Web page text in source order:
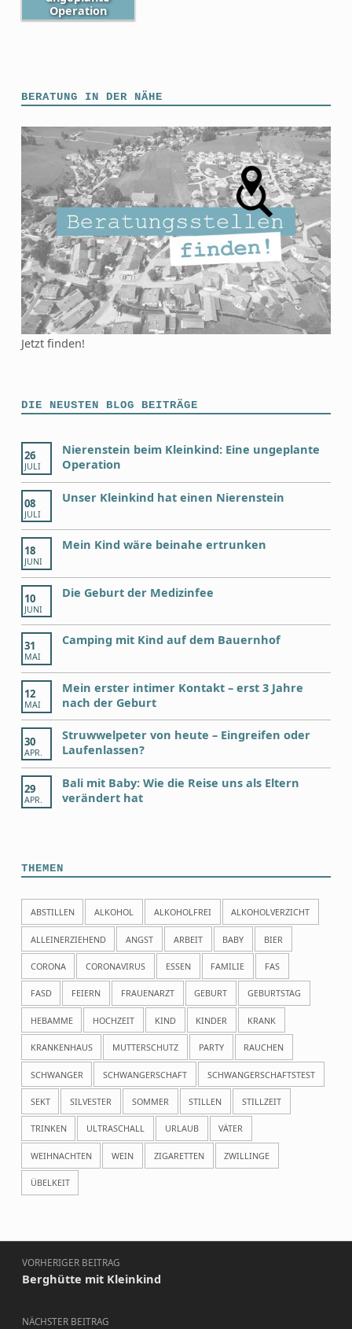
Operation
BERATUNG IN DER NÄHE
Jetzt finden!
DIE NEUSTEN BLOG BEITRÄGE
26
JULI
Nierenstein beim Kleinkind: Eine ungeplante
Operation
08
JULI
Unser Kleinkind hat einen Nierenstein
18
JUNI
Mein Kind wäre beinahe ertrunken
10
JUNI
Die Geburt der Medizinfee
31
MAI
Camping mit Kind auf dem Bauernhof
12
MAI
Mein erster intimer Kontakt – erst 3 Jahre
nach der Geburt
30
APR.
Struwwelpeter von heute – Eingreifen oder
Laufenlassen?
29
APR.
Bali mit Baby: Wie die Reise uns als Eltern
verändert hat
THEMEN
ABSTILLEN ALKOHOL ALKOHOLFREI ALKOHOLVERZICHT
ALLEINERZIEHEND ANGST ARBEIT BABY BIER
CORONA CORONAVIRUS ESSEN FAMILIE FAS
FASD FEIERN FRAUENARZT GEBURT GEBURTSTAG
HEBAMME HOCHZEIT KIND KINDER KRANK
KRANKENHAUS MUTTERSCHUTZ PARTY RAUCHEN
SCHWANGER SCHWANGERSCHAFT SCHWANGERSCHAFTSTEST
SEKT SILVESTER SOMMER STILLEN STILLZEIT
TRINKEN ULTRASCHALL URLAUB VÄTER
WEIHNACHTEN WEIN ZIGARETTEN ZWILLINGE
ÜBELKEIT
Beitragsnavigation
VORHERIGER BEITRAG
Berghütte mit Kleinkind
NÄCHSTER BEITRAG